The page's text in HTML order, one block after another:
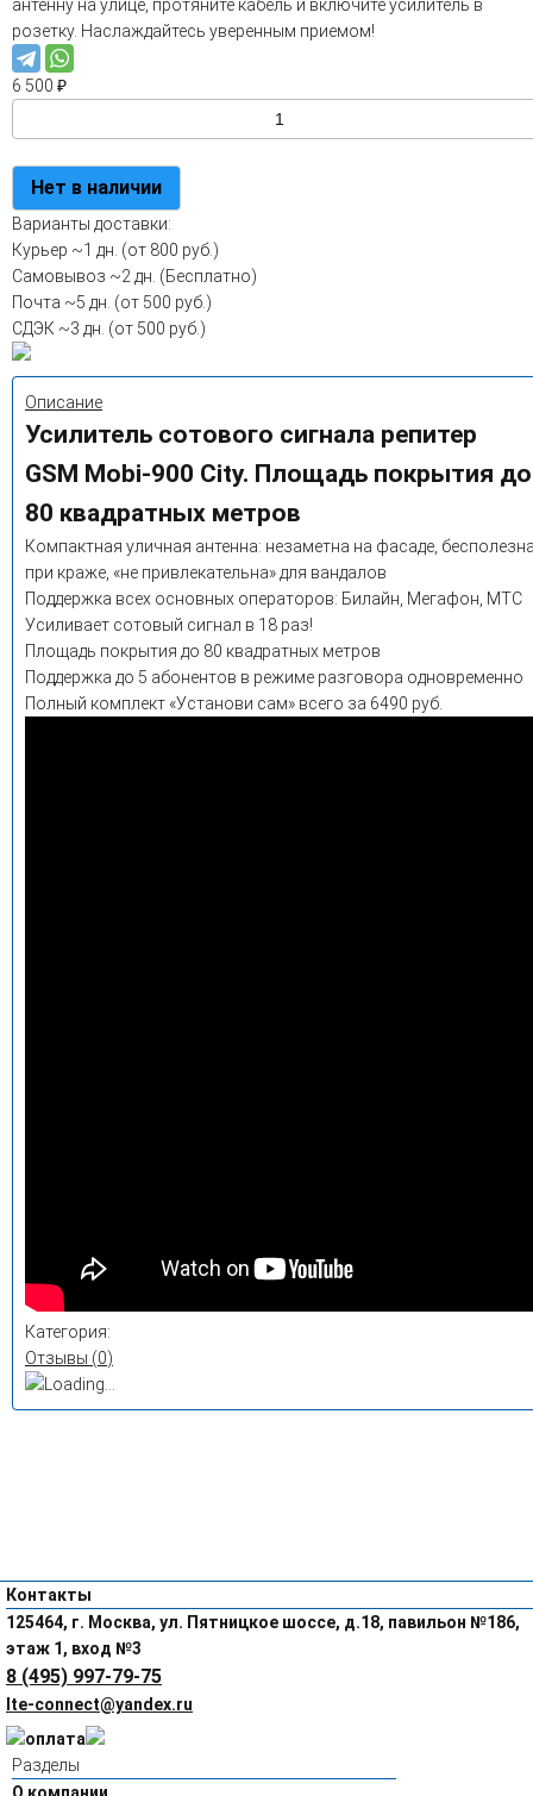
антенну на улице, протяните кабель и включите усилитель в
розетку. Наслаждайтесь уверенным приемом!
6 500 ₽
Нет в наличии
Варианты доставки:
Курьер ~1 дн. (от 800 руб.)
Самовывоз ~2 дн. (Бесплатно)
Почта ~5 дн. (от 500 руб.)
СДЭК ~3 дн. (от 500 руб.)
Описание
Усилитель сотового сигнала репитер
GSM Mobi-900 City. Площадь покрытия до
80 квадратных метров
Компактная уличная антенна: незаметна на фасаде,
при краже, «не привлекательна» для вандалов
Поддержка всех основных операторов: Билайн, Мегафон, МТС
Усиливает сотовый сигнал в 18 раз!
Площадь покрытия до 80 квадратных метров
Поддержка до 5 абонентов в режиме разговора одновременно
Полный комплект «Установи сам» всего за 6490 руб.
Категория:
Отзывы (0)
Контакты
125464, г. Москва, ул. Пятницкое шоссе, д.18, павильон №186,
этаж 1, вход №3
8 (495) 997-79-75
lte-connect@yandex.ru
Разделы